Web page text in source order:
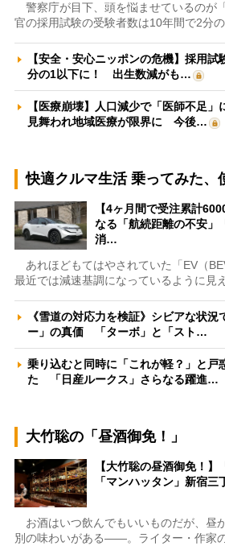
警察庁が目下、頭を悩ませているのが
官の採用試験の受験者数は10年間で2分
【安全・安心ニッポンの危機】採用
分の1以下に！ 出生数減がも…
【医療崩壊】人口減少で「医師不足
見舞われ地域医療が限界に 今後…
快適クルマ生活 乗ってみた、
【4ヶ月間で受注累計
なる「航続距離の不安」
消…
あれほどもてはやされていた「EV（
最近では減速基調になっているように見
《雪道の対応力を検証》シビアな状況
ー」の真価 「ターボ」と「スト…
乗り込むと同時に「これが軽？」と戸
た 「日産ルークス」さらなる躍進…
大竹聡の「昼酒御免！」
【大竹聡の昼酒御免！】
「マンハッタン」新宿
お酒はいつ飲んでもいいものだが、昼
別の味わいがある――。ライター・作家